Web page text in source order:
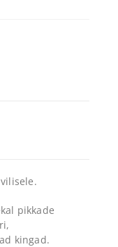
pikkade
kingad.